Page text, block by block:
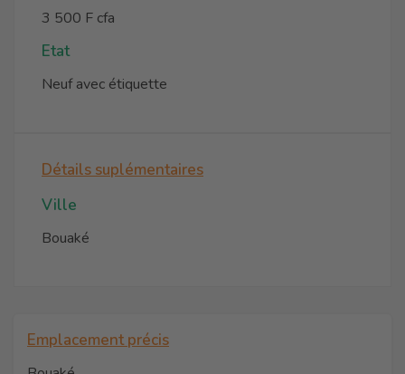
3 500 F cfa
Etat
Neuf avec étiquette
Détails suplémentaires
Ville
Bouaké
Emplacement précis